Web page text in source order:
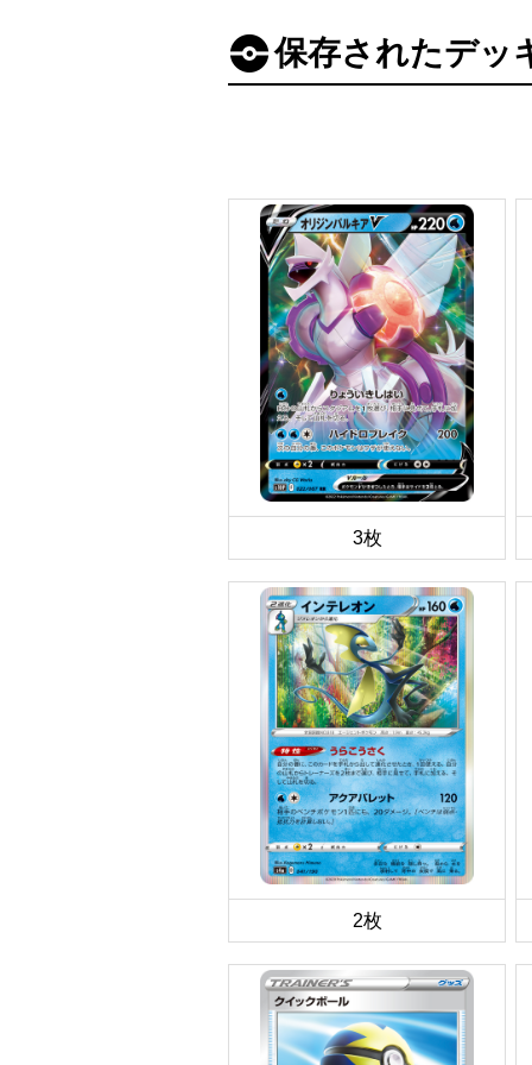
保存されたデッ
3枚
2枚